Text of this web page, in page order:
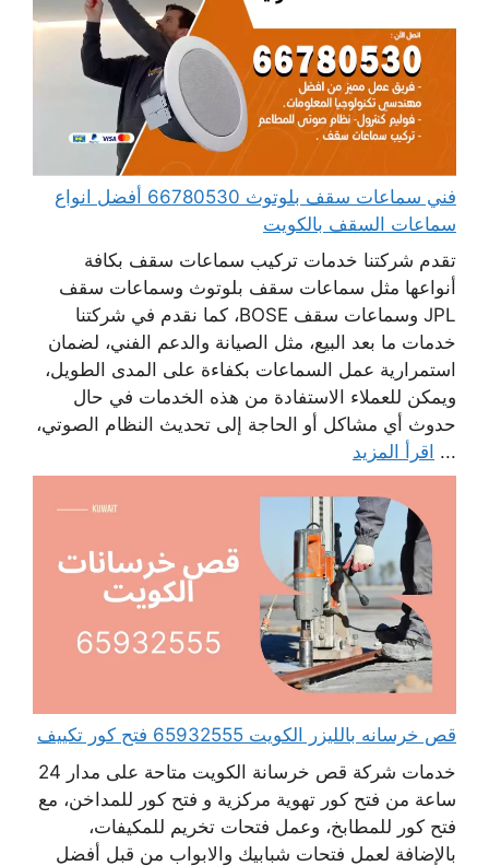
فني سماعات سقف بلوتوث 66780530 أفضل انواع
سماعات السقف بالكويت
تقدم شركتنا خدمات تركيب سماعات سقف بكافة
أنواعها مثل سماعات سقف بلوتوث وسماعات سقف
JPL وسماعات سقف BOSE، كما نقدم في شركتنا
خدمات ما بعد البيع، مثل الصيانة والدعم الفني، لضمان
استمرارية عمل السماعات بكفاءة على المدى الطويل،
ويمكن للعملاء الاستفادة من هذه الخدمات في حال
حدوث أي مشاكل أو الحاجة إلى تحديث النظام الصوتي،
... اقرأ المزيد
قص خرسانه بالليزر الكويت 65932555 فتح كور تكييف
خدمات شركة قص خرسانة الكويت متاحة على مدار 24
ساعة من فتح كور تهوية مركزية و فتح كور للمداخن، مع
فتح كور للمطابخ، وعمل فتحات تخريم للمكيفات،
بالإضافة لعمل فتحات شبابيك والابواب من قبل أفضل